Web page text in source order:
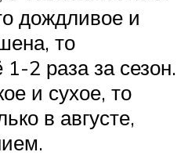
дождливое и
то
2 раза за сезон.
и сухое, то
в августе,